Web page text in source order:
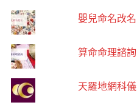
嬰兒命名改名
算命命理諮詢
天羅地網科儀